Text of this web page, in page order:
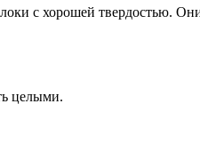
с хорошей твердостью.
целыми.